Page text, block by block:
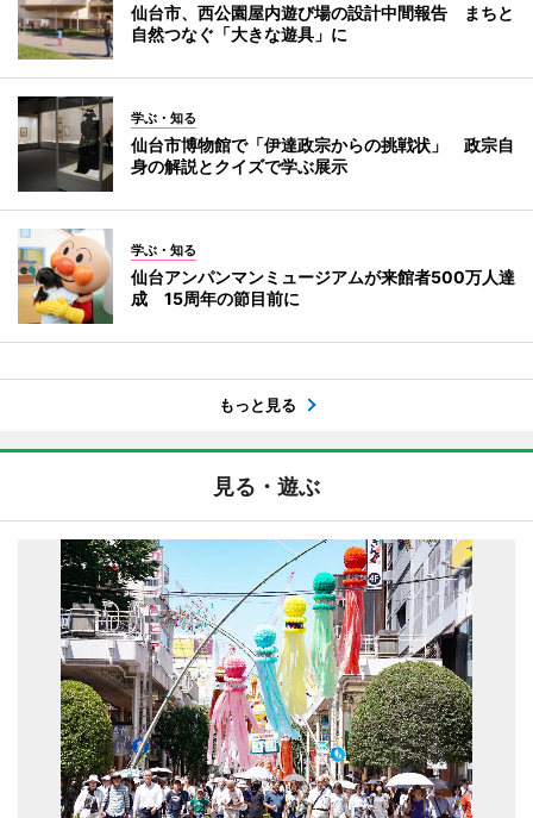
仙台市、西公園屋内遊び場の設計中間報告 まちと
自然つなぐ「大きな遊具」に
学ぶ・知る
仙台市博物館で「伊達政宗からの挑戦状」 政宗自
身の解説とクイズで学ぶ展示
学ぶ・知る
仙台アンパンマンミュージアムが来館者500万人達
成 15周年の節目前に
もっと見る
見る・遊ぶ